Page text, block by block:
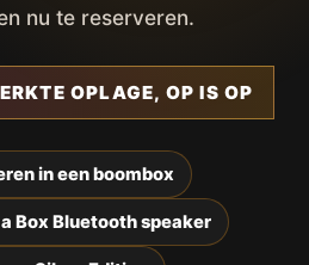
nu te reserveren.
OPLAGE, OP IS OP
in een boombox
Box Bluetooth speaker